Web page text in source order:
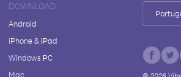
DOWNLOAD
Android
iPhone & iPad
Windows PC
Mac